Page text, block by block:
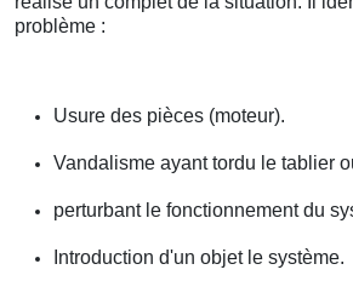
problème :
Usure des pièces (moteur).
Vandalisme ayant tordu le tablier
perturbant le fonctionnement du
Introduction d'un objet le système.